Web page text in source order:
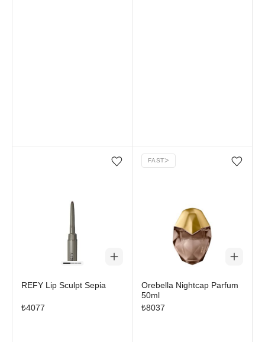
Favorilere ekle/çıkar
REFY Lip Sculpt Sepia
₺4077
Favorilere ekle/çıkar
FASTᐳ
Orebella Nightcap Parfum
50ml
₺8037